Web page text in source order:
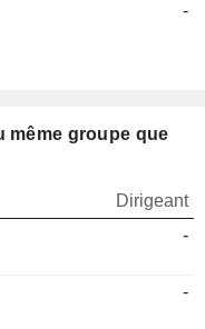
-
même groupe que
Dirigeant
-
-